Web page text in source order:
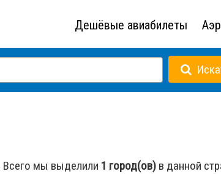
Дешёвые авиабилеты
Всего мы выделили 1 город(ов) в данной